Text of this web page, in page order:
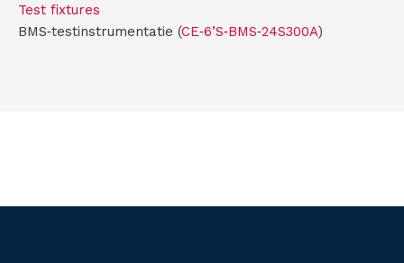
Test fixtures
BMS‑testinstrumentatie (CE‑6’S‑BMS‑24S300A)